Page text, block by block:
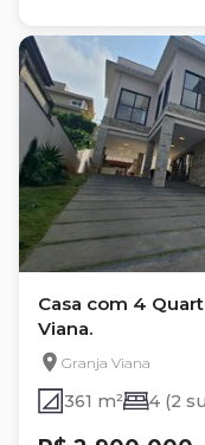
Casa com 4
Viana.
Granja Viana
361 m² 4 (2